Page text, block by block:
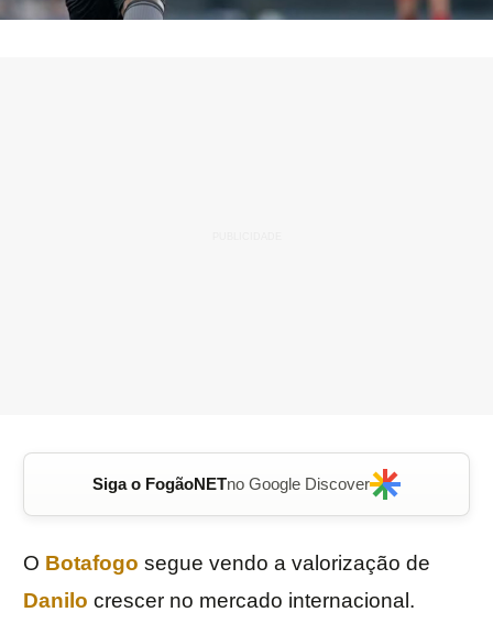
Siga o FogãoNETno Google Discover
O Botafogo segue vendo a valorização de
Danilo crescer no mercado internacional.